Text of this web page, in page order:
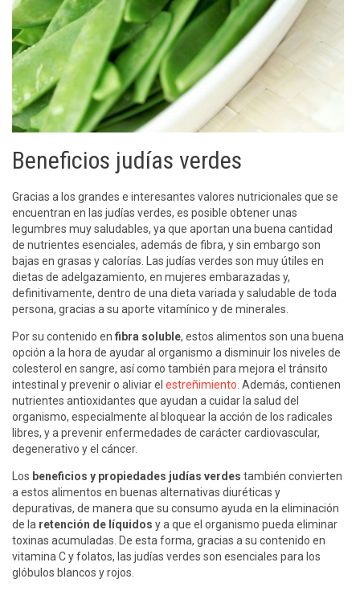
Beneficios judías verdes
Gracias a los grandes e interesantes valores nutricionales que se
encuentran en las judías verdes, es posible obtener unas
legumbres muy saludables, ya que aportan una buena cantidad
de nutrientes esenciales, además de fibra, y sin embargo son
bajas en grasas y calorías. Las judías verdes son muy útiles en
dietas de adelgazamiento, en mujeres embarazadas y,
definitivamente, dentro de una dieta variada y saludable de toda
persona, gracias a su aporte vitamínico y de minerales.
Por su contenido en fibra soluble, estos alimentos son una buena
opción a la hora de ayudar al organismo a disminuir los niveles de
colesterol en sangre, así como también para mejora el tránsito
intestinal y prevenir o aliviar el estreñimiento. Además, contienen
nutrientes antioxidantes que ayudan a cuidar la salud del
organismo, especialmente al bloquear la acción de los radicales
libres, y a prevenir enfermedades de carácter cardiovascular,
degenerativo y el cáncer.
Los beneficios y propiedades judías verdes también convierten
a estos alimentos en buenas alternativas diuréticas y
depurativas, de manera que su consumo ayuda en la eliminación
de la retención de líquidos y a que el organismo pueda eliminar
toxinas acumuladas. De esta forma, gracias a su contenido en
vitamina C y folatos, las judías verdes son esenciales para los
glóbulos blancos y rojos.